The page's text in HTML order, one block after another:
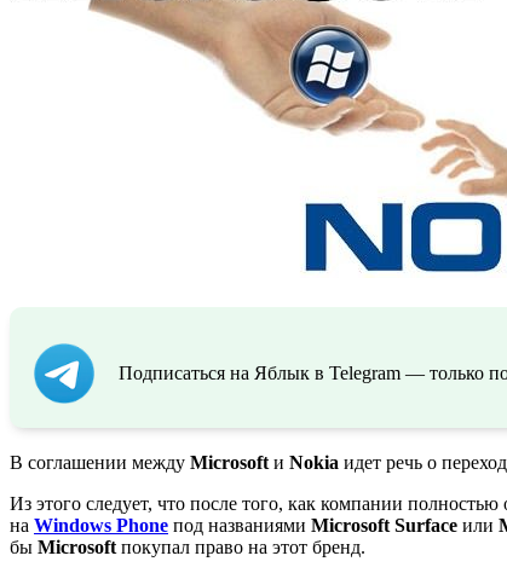
Подписаться на Яблык в Telegram — только
В соглашении между Microsoft и Nokia идет речь о
Из этого следует, что после того, как компании
на Windows Phone под названиями Microsoft Surface или
бы Microsoft покупал право на этот бренд.